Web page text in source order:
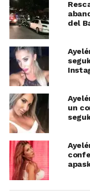
del
un